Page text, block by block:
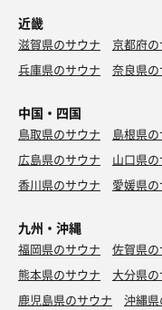
近畿
滋賀県のサウナ 京都府
兵庫県のサウナ
奈良県
中国・四国
鳥取県のサウナ 島根県
広島県のサウナ
山口県
香川県のサウナ
愛媛県
九州・沖縄
福岡県のサウナ 佐賀県
熊本県のサウナ
大分県
鹿児島県のサウナ
沖縄